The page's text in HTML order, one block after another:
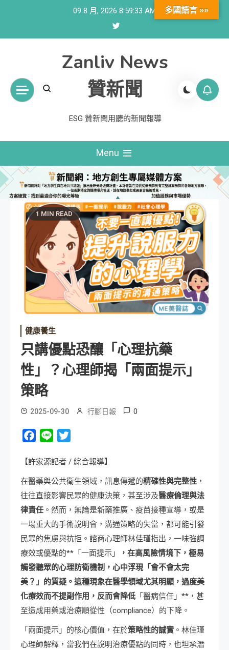
09 8 月, 2026 8:59:34 AM
Zanliv News
贊新聞
ESG 贊新聞用聽的新聞報導
Menu
1 MIN READ
健康養生
只講優點恐釀「心理抗藥
性」？心理師揭「兩面提示」
策略
2025-09-30 行腳日報 0
Facebook
Line
【許家源記者 / 綜合報導】
在醫藥與公共衛生領域，訊息傳遞的精確性與完整性 ，
往往直接影響民眾的健康決策，甚至涉及醫療倫理與法
律責任 。然而，無論是新藥推廣、疫苗接種宣導，或是
一場重大的手術說明會，溝通策略的失當，都可能引發
民眾的焦慮與抗拒。諮商心理師林佳瑾指出，一味強調
療效或優點的**「一面提示」
，在高風險情境下，極易
觸發聽眾的心理防衛機制，心中浮現「會不會太完
美？」的質疑。這種現象在醫學領域尤其明顯，過度美
化療效而不提副作用，反而會降低 「醫病信任」**，甚
至造成用藥或治療順從性（compliance）的下降。
「兩面提示」的核心價值，在於策略性的誠實 。林佳瑾
心理師解釋，當我們在說明治療優點的同時，也坦承潛
多國語言 »»